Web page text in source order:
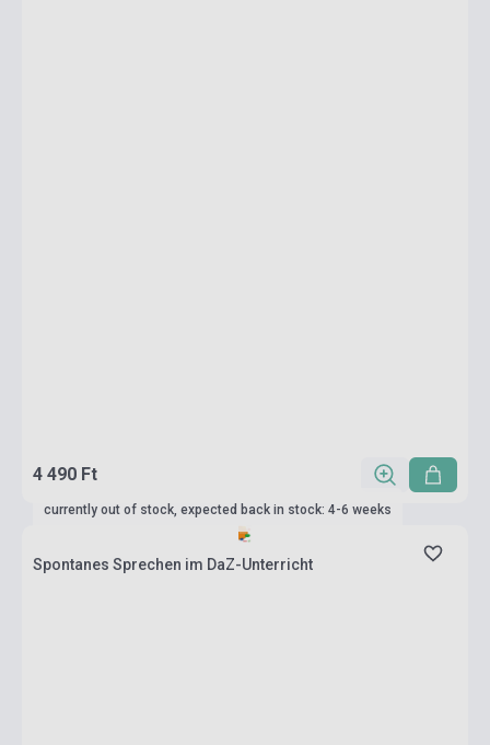
4 490 Ft
currently out of stock, expected back in stock: 4-6 weeks
Spontanes Sprechen im DaZ-Unterricht